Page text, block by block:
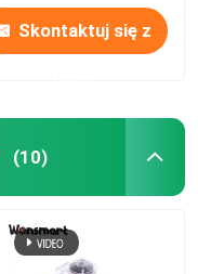
Skontaktuj się z
(10)